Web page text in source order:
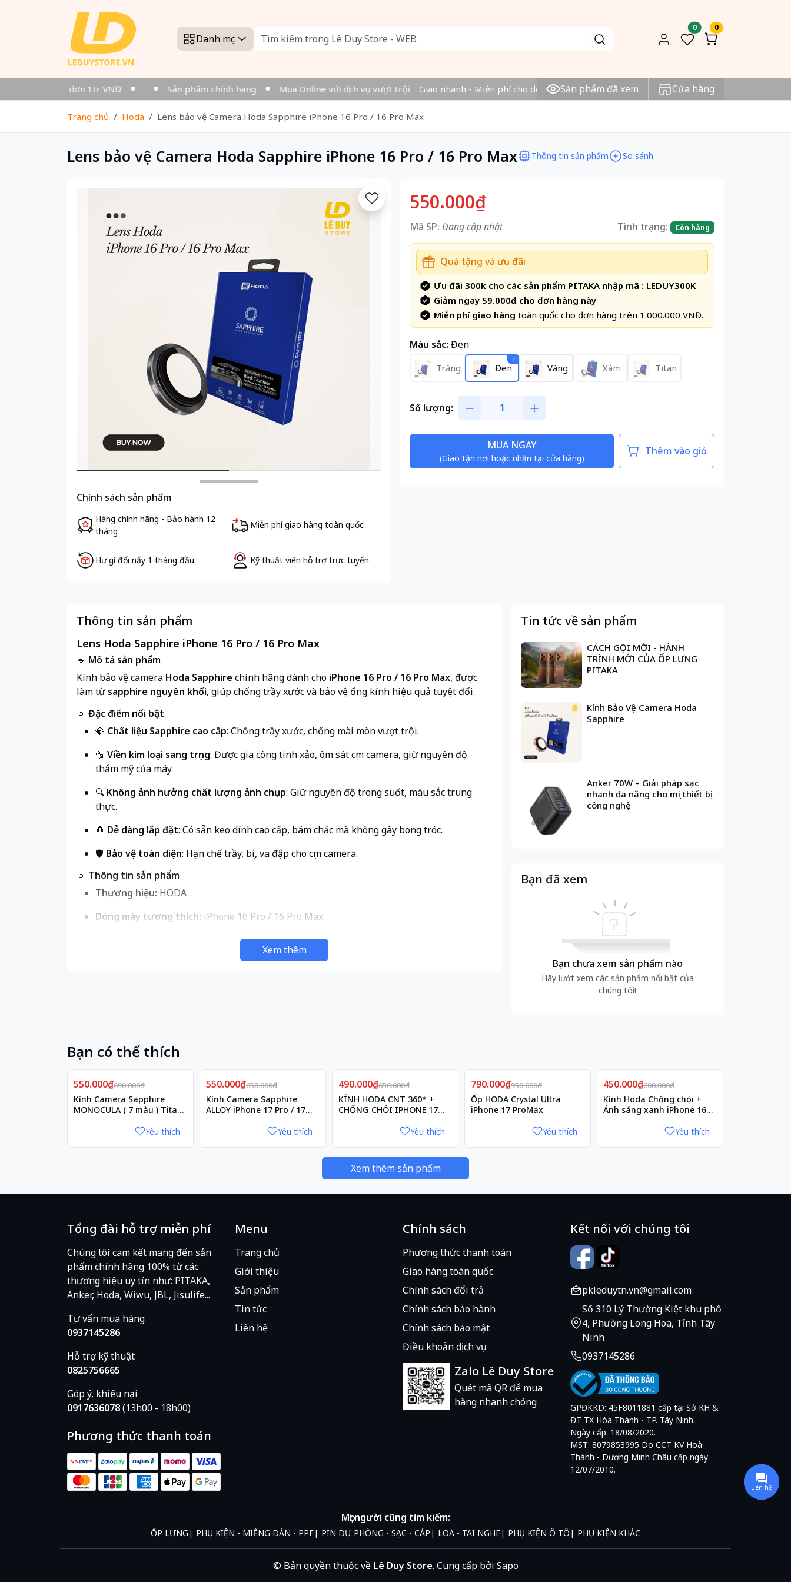
Danh mục
0 0
Miễn phí cho đơn 1tr VNĐ Sản phẩm chính hãng Mua Online với dịch vụ vượt trội Giao nhanh - Miễn phí cho đơn 1tr VNĐ Sản phẩm chính hãng
Sản phẩm đã xem Cửa hàng
Trang chủ Hoda Lens bảo vệ Camera Hoda Sapphire iPhone 16 Pro / 16 Pro Max
Lens bảo vệ Camera Hoda Sapphire iPhone 16 Pro / 16 Pro Max Thông tin sản phẩm So sánh
Chính sách sản phẩm
Hàng chính hãng - Bảo hành 12
tháng
Miễn phí giao hàng toàn quốc
Hư gì đổi nấy 1 tháng đầu Kỹ thuật viên hỗ trợ trực tuyến
550.000₫
Mã SP: Đang cập nhật Tình trạng: Còn hàng
Quà tặng và ưu đãi
Ưu đãi 300k cho các sản phẩm PITAKA nhập mã : LEDUY300K
Giảm ngay 59.000đ cho đơn hàng này
Miễn phí giao hàng toàn quốc cho đơn hàng trên 1.000.000 VNĐ.
Màu sắc: Đen
Trắng Đen Vàng Xám Titan
Số lượng:
MUA NGAY
(Giao tận nơi hoặc nhận tại cửa hàng)
Thêm vào giỏ
Thông tin sản phẩm
Lens Hoda Sapphire iPhone 16 Pro / 16 Pro Max
🔹 Mô tả sản phẩm
Kính bảo vệ camera Hoda Sapphire chính hãng dành cho iPhone 16 Pro / 16 Pro Max, được
làm từsapphire nguyên khối, giúp chống trầy xước và bảo vệ ống kính hiệu quả tuyệt đối.
🔹 Đặc điểm nổi bật
💎 Chất liệu Sapphire cao cấp: Chống trầy xước, chống mài mòn vượt trội.
🔩 Viền kim loại sang trọng: Được gia công tinh xảo, ôm sát cụm camera, giữ nguyên độ
thẩm mỹ của máy.
🔍 Không ảnh hưởng chất lượng ảnh chụp: Giữ nguyên độ trong suốt, màu sắc trung
thực.
🧲 Dễ dàng lắp đặt: Có sẵn keo dính cao cấp, bám chắc mà không gây bong tróc.
🛡️ Bảo vệ toàn diện: Hạn chế trầy, bụi, va đập cho cụm camera.
🔹 Thông tin sản phẩm
Thương hiệu: HODA
Dòng máy tương thích: iPhone 16 Pro / 16 Pro Max
Kính sapphire + viền kim loại
Trắng , Natural , Titan , Gold , Đen
✅ Hỗ trợ dán miễn phí tại cửa hàng
✅ Giao hàng nhanh toàn quốc
⚠️Lưu ý:Bao bì có thể thay đổi theo từng dòng máy, nhưng chất lượng kính vẫn được
đảm bảo như nhau.
Xem thêm
Tin tức về sản phẩm
CÁCH GỌI MỚI - HÀNH
TRÌNH MỚI CỦA ỐP LƯNG
PITAKA
Kính Bảo Vệ Camera Hoda
Sapphire
Anker 70W – Giải pháp sạc
nhanh đa năng cho mọi thiết bị
công nghệ
Bạn đã xem
Bạn chưa xem sản phẩm nào
Hãy lướt xem các sản phẩm nổi bật của
chúng tôi!
Bạn có thể thích
Giảm20%
550.000₫690.000₫
Kính Camera Sapphire
MONOCULA ( 7 màu ) Titan
Yêu thích
Giảm15%
550.000₫650.000₫
Kính Camera Sapphire
ALLOY iPhone 17 Pro / 17
Yêu thích
Giảm25%
490.000₫650.000₫
KÍNH HODA CNT 360* +
CHỐNG CHÓI IPHONE 17
Yêu thích
Giảm17%
790.000₫950.000₫
Ốp HODA Crystal Ultra
iPhone 17 ProMax
Yêu thích
Giảm25%
450.000₫600.000₫
Kính Hoda Chống chói +
Ánh sáng xanh iPhone 16
Yêu thích
Xem thêm sản phẩm
Tổng đài hỗ trợ miễn phí
Chúng tôi cam kết mang đến sản
phẩm chính hãng 100% từ các
thương hiệu uy tín như: PITAKA,
Anker, Hoda, Wiwu, JBL, Jisulife...
Tư vấn mua hàng
0937145286
Hỗ trợ kỹ thuật
0825756665
Góp ý, khiếu nại
0917636078(13h00 - 18h00)
Phương thức thanh toán
Menu
Trang chủ
Giới thiệu
Sản phẩm
Tin tức
Liên hệ
Chính sách
Phương thức thanh toán
Giao hàng toàn quốc
Chính sách đổi trả
Chính sách bảo hành
Chính sách bảo mật
Điều khoản dịch vụ
Zalo Lê Duy Store
Quét mã QR để mua
hàng nhanh chóng
Kết nối với chúng tôi
pkleduytn.vn@gmail.com
Số 310 Lý Thường Kiệt khu phố
4, Phường Long Hoa, Tỉnh Tây
Ninh
0937145286
GPĐKKD: 45F8011881 cấp tại Sở KH &
ĐT TX Hòa Thành - TP. Tây Ninh.
Ngày cấp: 18/08/2020.
MST: 8079853995 Do CCT KV Hoà
Thành - Dương Minh Châu cấp ngày
12/07/2010.
Mọi người cũng tìm kiếm:
ỐP LƯNG PHỤ KIỆN - MIẾNG DÁN - PPF PIN DỰ PHÒNG - SẠC - CÁP LOA - TAI NGHE PHỤ KIỆN Ô TÔ PHỤ KIỆN KHÁC
© Bản quyền thuộc về Lê Duy Store. Cung cấp bởi Sapo
Liên hệ